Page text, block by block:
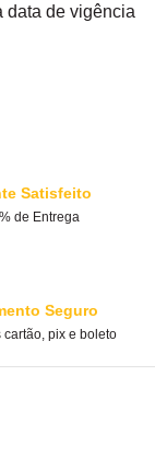
data de vigência
Satisfeito
de Entrega
Seguro
cartão, pix e boleto